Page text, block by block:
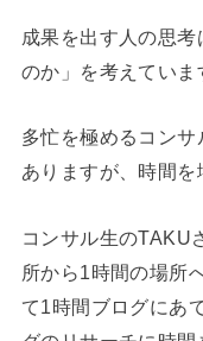
成果を出す人の思
のか」を考えていま
多忙を極めるコン
ありますが、時間を
コンサル生のTAKU
所から1時間の場所
て1時間ブログにあ